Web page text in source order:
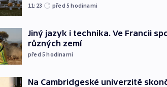
11:23 před 5hodinami
Jiný jazyk i technika. Ve Francii
různých zemí
před 5hodinami
Na Cambridgeské univerzitě